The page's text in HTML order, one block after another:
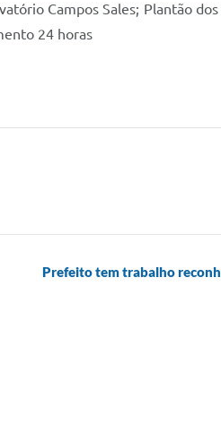
Campos Sales; Plantão
24 horas
Prefeito tem trabalho